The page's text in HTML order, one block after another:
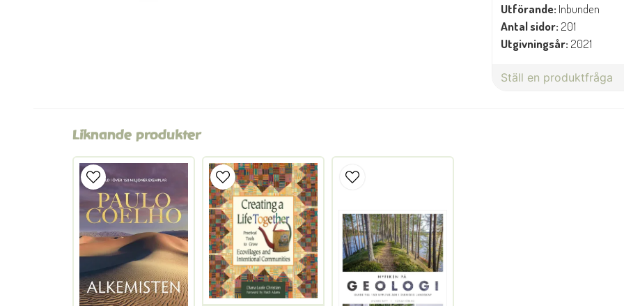
Utförande: Inbunden
Antal sidor: 201
Utgivningsår: 2021
Ställ en produktfråga
Liknande produkter